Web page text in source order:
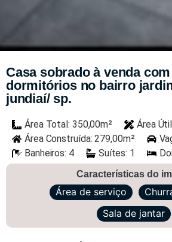
Casa sobrado à venda
dormitórios no bairro
jundiaí/ sp.
Área Total: 350,00m²
Área
Área Construída: 279,00m²
Banheiros: 4
Suítes: 1
Características do
Área de serviço
Sala de jantar